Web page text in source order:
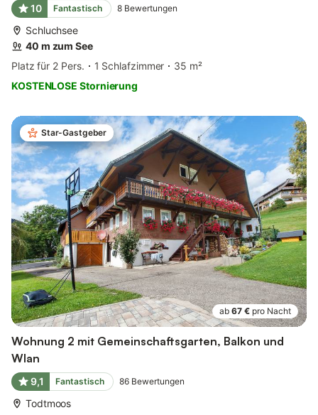
10 Fantastisch 8 Bewertungen
Schluchsee
40 m zum See
Platz für 2 Pers.
1 Schlafzimmer
35 m²
KOSTENLOSE Stornierung
Star-Gastgeber
ab 67 € pro Nacht
Wohnung 2 mit Gemeinschaftsgarten, Balkon und
Wlan
9,1 Fantastisch 86 Bewertungen
Todtmoos